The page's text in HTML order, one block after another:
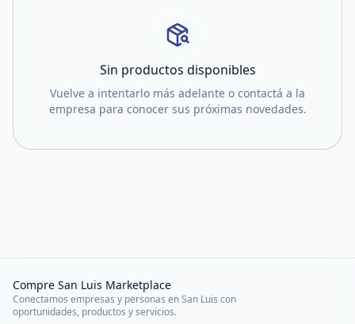
Sin productos disponibles
Vuelve a intentarlo más adelante o contactá a la
empresa para conocer sus próximas novedades.
Compre San Luis Marketplace
Conectamos empresas y personas en San Luis con
oportunidades, productos y servicios.